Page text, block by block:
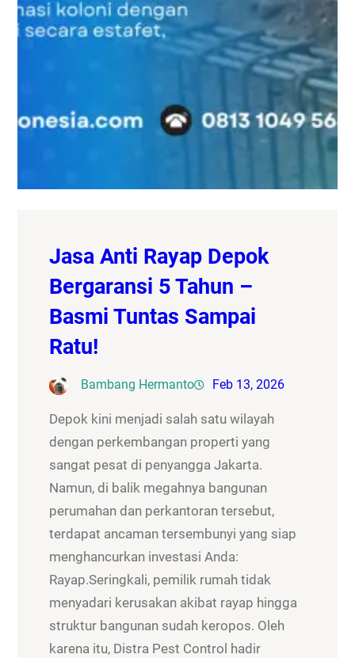
Jasa Anti Rayap Depok
Bergaransi 5 Tahun –
Basmi Tuntas Sampai
Ratu!
Bambang Hermanto Feb 13, 2026
Depok kini menjadi salah satu wilayah
dengan perkembangan properti yang
sangat pesat di penyangga Jakarta.
Namun, di balik megahnya bangunan
perumahan dan perkantoran tersebut,
terdapat ancaman tersembunyi yang siap
menghancurkan investasi Anda:
Rayap.Seringkali, pemilik rumah tidak
menyadari kerusakan akibat rayap hingga
struktur bangunan sudah keropos. Oleh
karena itu, Distra Pest Control hadir